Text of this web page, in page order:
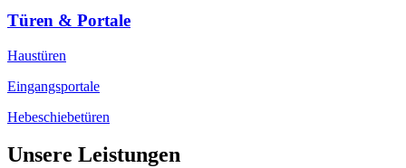
Türen & Portale
Haustüren
Eingangsportale
Hebeschiebetüren
Unsere Leistungen